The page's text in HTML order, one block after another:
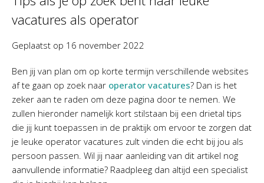
vacatures als operator
Geplaatst op 16 november 2022
Ben jij van plan om op korte termijn verschillende websites
af te gaan op zoek naar operator vacatures? Dan is het
zeker aan te raden om deze pagina door te nemen. We
zullen hieronder namelijk kort stilstaan bij een drietal tips
die jij kunt toepassen in de praktijk om ervoor te zorgen dat
je leuke operator vacatures zult vinden die echt bij jou als
persoon passen. Wil jij naar aanleiding van dit artikel nog
aanvullende informatie? Raadpleeg dan altijd een specialist